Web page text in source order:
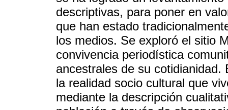
descriptivas, para poner en
que han estado
los medios. Se exploró el sitio
convivencia periodística
ancestrales de su
la realidad socio cultural que
mediante la descripción